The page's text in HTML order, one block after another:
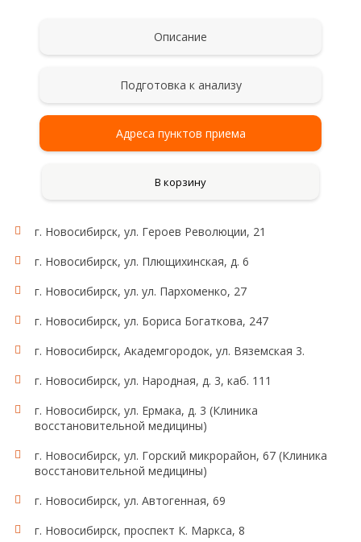
Описание
Подготовка к анализу
Адреса пунктов приема
В корзину
г. Новосибирск, ул. Героев Революции, 21
г. Новосибирск, ул. Плющихинская, д. 6
г. Новосибирск, ул. ул. Пархоменко, 27
г. Новосибирск, ул. Бориса Богаткова, 247
г. Новосибирск, Академгородок, ул. Вяземская 3.
г. Новосибирск, ул. Народная, д. 3, каб. 111
г. Новосибирск, ул. Ермака, д. 3 (Клиника
восстановительной медицины)
г. Новосибирск, ул. Горский микрорайон, 67 (Клиника
восстановительной медицины)
г. Новосибирск, ул. Автогенная, 69
г. Новосибирск, проспект К. Маркса, 8